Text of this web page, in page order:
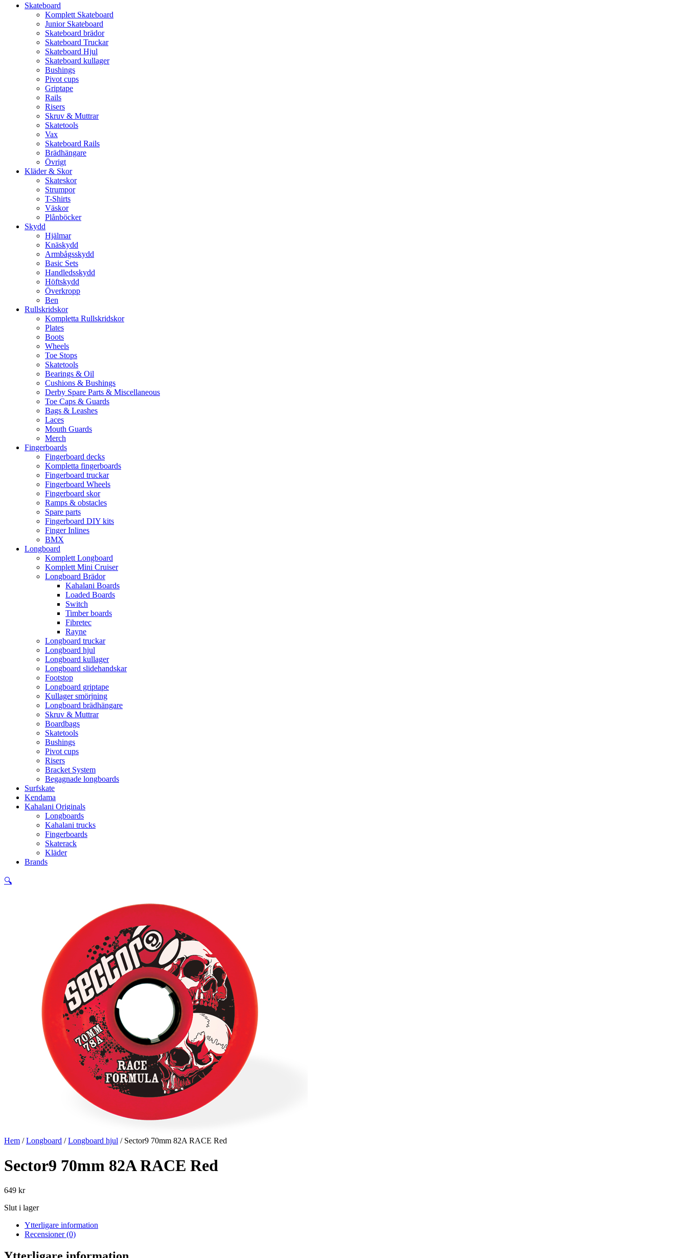
Skateboard
Komplett Skateboard
Junior Skateboard
Skateboard brädor
Skateboard Truckar
Skateboard Hjul
Skateboard kullager
Bushings
Pivot cups
Griptape
Rails
Risers
Skruv & Muttrar
Skatetools
Vax
Skateboard Rails
Brädhängare
Övrigt
Kläder & Skor
Skateskor
Strumpor
T-Shirts
Väskor
Plånböcker
Skydd
Hjälmar
Knäskydd
Armbågsskydd
Basic Sets
Handledsskydd
Höftskydd
Överkropp
Ben
Rullskridskor
Kompletta Rullskridskor
Plates
Boots
Wheels
Toe Stops
Skatetools
Bearings & Oil
Cushions & Bushings
Derby Spare Parts & Miscellaneous
Toe Caps & Guards
Bags & Leashes
Laces
Mouth Guards
Merch
Fingerboards
Fingerboard decks
Kompletta fingerboards
Fingerboard truckar
Fingerboard Wheels
Fingerboard skor
Ramps & obstacles
Spare parts
Fingerboard DIY kits
Finger Inlines
BMX
Longboard
Komplett Longboard
Komplett Mini Cruiser
Longboard Brädor
Kahalani Boards
Loaded Boards
Switch
Timber boards
Fibretec
Rayne
Longboard truckar
Longboard hjul
Longboard kullager
Longboard slidehandskar
Footstop
Longboard griptape
Kullager smörjning
Longboard brädhängare
Skruv & Muttrar
Boardbags
Skatetools
Bushings
Pivot cups
Risers
Bracket System
Begagnade longboards
Surfskate
Kendama
Kahalani Originals
Longboards
Kahalani trucks
Fingerboards
Skaterack
Kläder
Brands
🔍
Hem /Longboard /Longboard hjul / Sector9 70mm 82A RACE Red
Sector9 70mm 82A RACE Red
649 kr
Slut i lager
Ytterligare information
Recensioner (0)